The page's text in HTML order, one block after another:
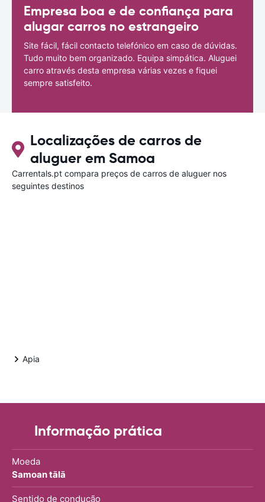
Empresa boa e de confiança para
alugar carros no estrangeiro
Site fácil, fácil contacto telefónico em caso de dúvidas.
Tudo muito bem organizado. Equipa simpática. Aluguei
carro através desta empresa várias vezes e fiquei
sempre satisfeito.
Localizações de carros de
aluguer em Samoa
Carrentals.pt compara preços de carros de aluguer nos
seguintes destinos
Apia
Informação prática
Moeda
Samoan tālā
Sentido de condução